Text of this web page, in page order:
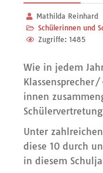
Mathilda Reinhard
Schülerinnen und
Zugriffe: 1485
Wie in jedem
innen
Unter
diese 10 durch
in diesem